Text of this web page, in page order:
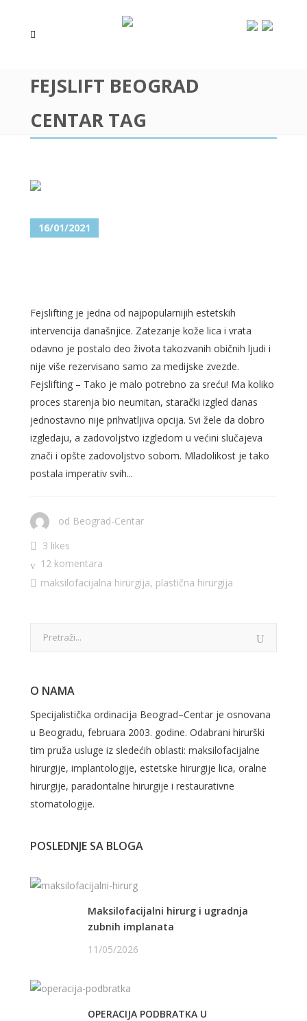
FEJSLIFT BEOGRAD
CENTAR TAG
16/01/2021
Fejslifting je jedna od najpopularnijih estetskih
intervencija današnjice. Zatezanje kože lica i vrata
odavno je postalo deo života takozvanih običnih ljudi i
nije više rezervisano samo za medijske zvezde.
Fejslifting – Tako je malo potrebno za sreću! Ma koliko
proces starenja bio neumitan, starački izgled danas
jednostavno nije prihvatljiva opcija. Svi žele da dobro
izgledaju, a zadovoljstvo izgledom u većini slučajeva
znači i opšte zadovoljstvo sobom. Mladolikost je tako
postala imperativ svih...
od Beograd-Centar
3 likes
12 komentara
maksilofacijalna hirurgija, plastična hirurgija
O NAMA
Specijalistička ordinacija Beograd–Centar je osnovana
u Beogradu, februara 2003. godine. Odabrani hirurški
tim pruža usluge iz sledećih oblasti: maksilofacijalne
hirurgije, implantologije, estetske hirurgije lica, oralne
hirurgije, paradontalne hirurgije i restaurativne
stomatologije.
POSLEDNJE SA BLOGA
Maksilofacijalni hirurg i ugradnja
zubnih implanata
11/05/2026
OPERACIJA PODBRATKA U